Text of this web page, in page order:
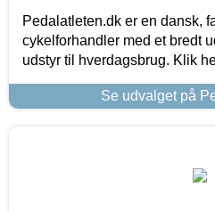
Pedalatleten.dk er en dansk,
cykelforhandler med et bredt
udstyr til hverdagsbrug. Klik
Se udvalget på